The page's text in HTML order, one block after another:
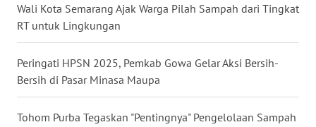
Wali Kota Semarang Ajak Warga Pilah Sampah dari Tingkat
RT untuk Lingkungan
Peringati HPSN 2025, Pemkab Gowa Gelar Aksi Bersih-
Bersih di Pasar Minasa Maupa
Tohom Purba Tegaskan "Pentingnya" Pengelolaan Sampah
WN
JATIM
WN
BALI